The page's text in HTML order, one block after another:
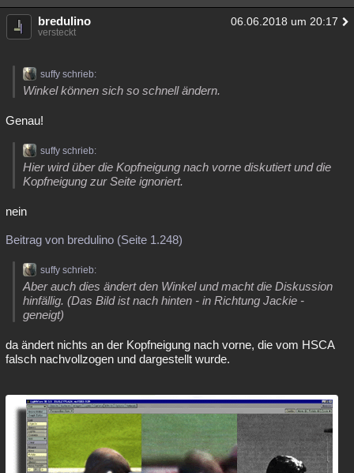
weitere Rubriken
Philosophie
Astronomie Helpdesk
Übersichten
Besucht Teilgenommen
Lesenswert Schlüsselwörter
bredulino 06.06.2018 um 20:17
versteckt
suffy schrieb:
Winkel können sich so schnell ändern.
Genau!
suffy schrieb:
Hier wird über die Kopfneigung nach vorne diskutiert und die
Kopfneigung zur Seite ignoriert.
nein
Beitrag von bredulino (Seite 1.248)
suffy schrieb:
Aber auch dies ändert den Winkel und macht die Diskussion
hinfällig. (Das Bild ist nach hinten - in Richtung Jackie -
geneigt)
da ändert nichts an der Kopfneigung nach vorne, die vom HSCA
falsch nachvollzogen und dargestellt wurde.